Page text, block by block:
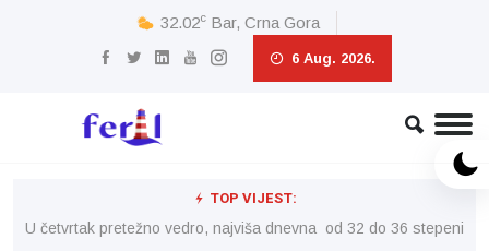
32.02c Bar, Crna Gora
6 Aug. 2026.
TOP VIJEST:
U četvrtak pretežno vedro, najviša dnevna od 32 do 36 stepeni